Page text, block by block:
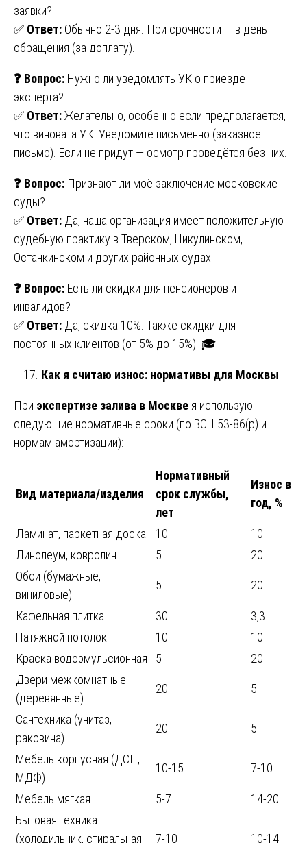
заявки?
✅ Ответ: Обычно 2-3 дня. При срочности — в день
обращения (за доплату).
❓ Вопрос: Нужно ли уведомлять УК о приезде
эксперта?
✅ Ответ:Желательно, особенно если предполагается,
что виновата УК. Уведомите письменно (заказное
письмо). Если не придут — осмотр проведётся без них.
❓ Вопрос: Признают ли моё заключение московские
суды?
✅ Ответ: Да, наша организация имеет положительную
судебную практику в Тверском, Никулинском,
Останкинском и других районных судах.
❓ Вопрос: Есть ли скидки для пенсионеров и
инвалидов?
✅ Ответ: Да, скидка 10%. Также скидки для
постоянных клиентов (от 5% до 15%). 🎓
Как я считаю износ: нормативы для Москвы
При экспертизе залива в Москве я использую
следующие нормативные сроки (по ВСН 53-86(р) и
нормам амортизации):
Вид материала/изделия
Нормативный
срок службы,
лет
Износ в
год, %
Ламинат, паркетная доска 10
10
Линолеум, ковролин
5
20
Обои (бумажные,
виниловые)
5 20
Кафельная плитка 30
3,3
Натяжной потолок
10
10
Краска водоэмульсионная
5
20
Двери межкомнатные
(деревянные)
20 5
Сантехника (унитаз,
раковина)
20 5
Мебель корпусная (ДСП,
МДФ)
10-15 7-10
Мебель мягкая 5-7
14-20
Бытовая техника
(холодильник, стиральная
7-10 10-14